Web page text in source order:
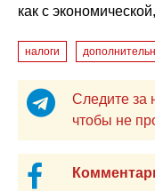
как с
налоги
Следите за